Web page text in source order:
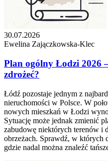
30.07.2026
Ewelina Zajączkowska-Klec
Plan ogólny Łodzi 2026
zdrożeć?
Łódź pozostaje jednym z
nieruchomości w Polsce. W
nowych mieszkań w Łodzi
Sytuację może jednak zmienić
zabudowę niektórych terenów i
obrzeżach. Sprawdź, w których
gdzie nadal można znaleźć